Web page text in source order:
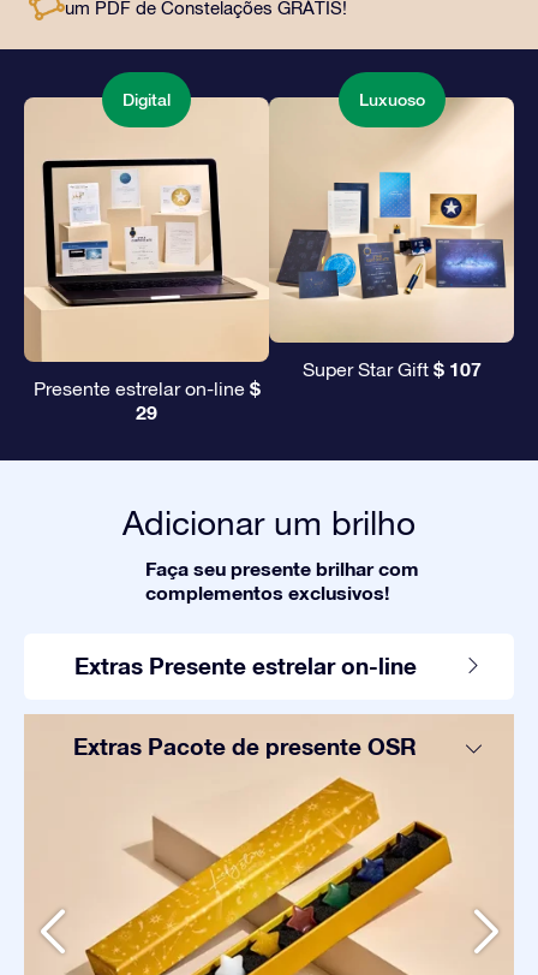
entes queridos.
um PDF de Constelações GRÁTIS!
Digital
Presente estrelar on-line $
29
Luxuoso
Super Star Gift $ 107
Adicionar um brilho
Faça seu presente brilhar com
complementos exclusivos!
Extras Presente estrelar on-line
Extras Pacote de presente OSR